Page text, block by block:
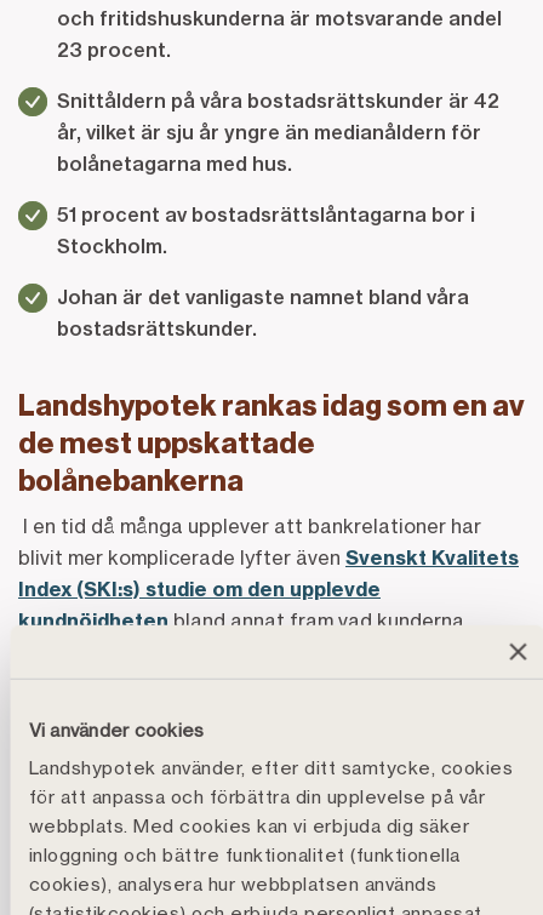
Vi använder cookies
Landshypotek använder, efter ditt samtycke, cookies
för att anpassa och förbättra din upplevelse på vår
webbplats. Med cookies kan vi erbjuda dig säker
inloggning och bättre funktionalitet (funktionella
cookies), analysera hur webbplatsen används
och fritidshuskunderna är motsvarande andel
23 procent.
Snittåldern på våra bostadsrättskunder är 42
år, vilket är sju år yngre än medianåldern för
bolånetagarna med hus.
51 procent av bostadsrättslåntagarna bor i
Stockholm.
Johan är det vanligaste namnet bland våra
bostadsrättskunder.
Landshypotek rankas idag som en av
de mest uppskattade
bolånebankerna
I en tid då många upplever att bankrelationer har
blivit mer komplicerade lyfter även Svenskt Kvalitets
Index (SKI:s) studie om den upplevde
kundnöjdheten bland annat fram vad kunderna
transparens
ochenkelhet.
– Landshypoteks starka placering i SKI:s mätning är
ytterligare ett bevis på att vår modell med helt öppna
villkor och förhandlingsfria lån är helt rätt i tiden. Vi är
ödmjuka för förtroendet från kunderna och gläds
mycket åt den här bekräftelsen på att vi faktiskt gör
skillnad på bankmarknaden. Det stärker oss också i